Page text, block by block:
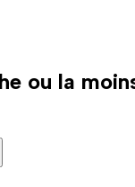
ou la